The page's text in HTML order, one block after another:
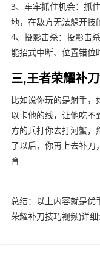
3、牢牢抓住机会：抓
地，在敌方无法躲开技
4、投影击杀：投影击
能招式中断、位置错位
三,王者荣耀补
比如说你玩的是射手，
以卡他的线，让他吃不
方的兵打你去打河蟹，
了以后，你再上去补刀
育
总结：以上内容就是优
荣耀补刀技巧视频)详细